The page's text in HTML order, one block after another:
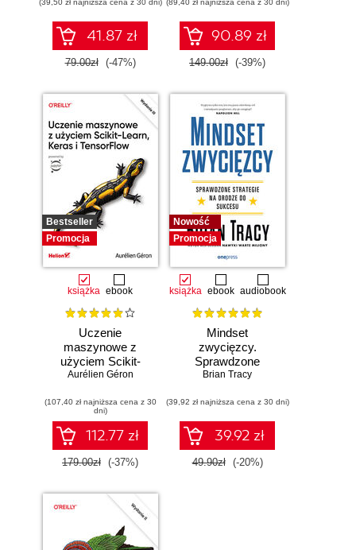
neuronowe
(39,50 zł najniższa cena z 30 dni)
41.87 zł
79.00zł (-47%)
(89,40 zł najniższa cena z 30 dni)
90.89 zł
149.00zł (-39%)
Bestseller
Promocja
książka ebook
Uczenie
maszynowe z
użyciem Scikit-
Learn, Keras i
Wydanie III
Aurélien Géron
(107,40 zł najniższa cena z 30
dni)
112.77 zł
179.00zł (-37%)
Nowość
Promocja
książka ebook audiobook
Mindset
zwycięzcy.
Sprawdzone
strategie na drodze
Brian Tracy
(39,92 zł najniższa cena z 30 dni)
39.92 zł
49.90zł (-20%)